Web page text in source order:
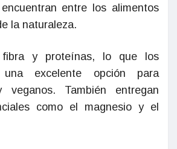
entre los alimentos
la naturaleza.
y proteínas, lo que los
excelente opción para
veganos. También entregan
como el magnesio y el